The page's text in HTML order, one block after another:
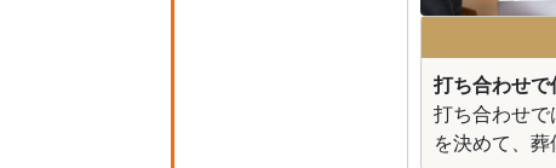
打ち合わせで
打ち合わせ
を決めて、葬